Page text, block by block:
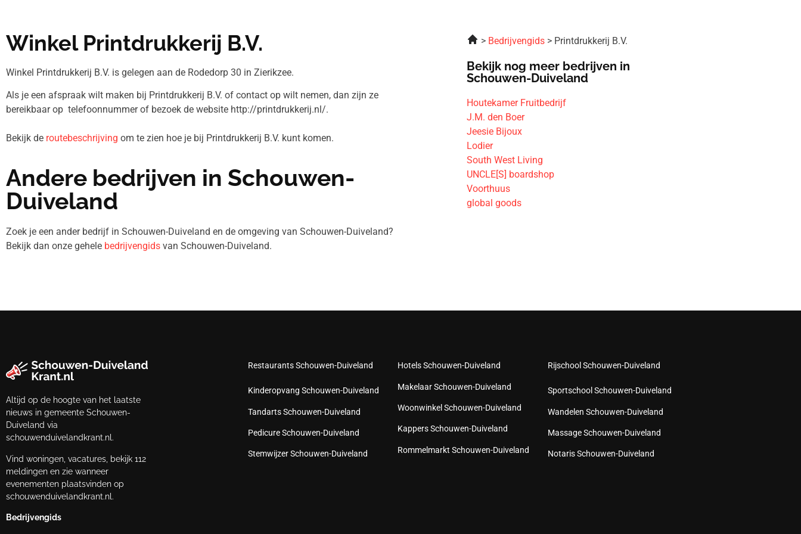
Winkel Printdrukkerij B.V.
Winkel Printdrukkerij B.V. is gelegen aan de Rodedorp 30 in Zierikzee.
Als je een afspraak wilt maken bij Printdrukkerij B.V. of contact op wilt nemen, dan zijn ze
bereikbaar op telefoonnummerof bezoek de website http://printdrukkerij.nl/.
Bekijk de routebeschrijving om te zien hoe je bij Printdrukkerij B.V. kunt komen.
Andere bedrijven in Schouwen-
Duiveland
Zoek je een ander bedrijf in Schouwen-Duiveland en de omgeving van Schouwen-Duiveland?
Bekijk dan onze gehele bedrijvengids van Schouwen-Duiveland.
Bedrijvengids Printdrukkerij B.V.
Bekijk nog meer bedrijven in
Schouwen-Duiveland
Houtekamer Fruitbedrijf
J.M. den Boer
Jeesie Bijoux
Lodier
South West Living
UNCLE[S] boardshop
Voorthuus
global goods
Altijd op de hoogte van het laatste
nieuws in gemeente Schouwen-
Duiveland via
schouwenduivelandkrant.nl.
Vind woningen, vacatures, bekijk 112
meldingen en zie wanneer
evenementen plaatsvinden op
schouwenduivelandkrant.nl.
Bedrijvengids
Restaurants Schouwen-Duiveland
Kinderopvang Schouwen-Duiveland
Tandarts Schouwen-Duiveland
Pedicure Schouwen-Duiveland
Stemwijzer Schouwen-Duiveland
Hotels Schouwen-Duiveland
Makelaar Schouwen-Duiveland
Woonwinkel Schouwen-Duiveland
Kappers Schouwen-Duiveland
Rommelmarkt Schouwen-Duiveland
Rijschool Schouwen-Duiveland
Sportschool Schouwen-Duiveland
Wandelen Schouwen-Duiveland
Massage Schouwen-Duiveland
Notaris Schouwen-Duiveland